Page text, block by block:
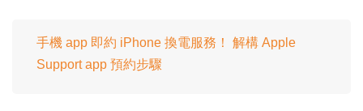
手機 app 即約 iPhone 換電服務！ 解構 Apple
Support app 預約步驟